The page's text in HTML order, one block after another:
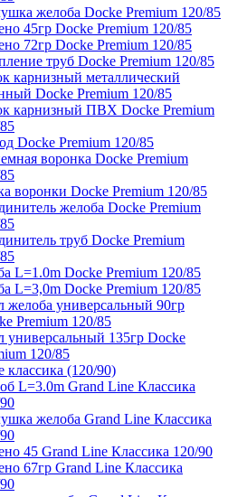
желоба Docke Premium 120/85
45гр Docke Premium 120/85
72гр Docke Premium 120/85
труб Docke Premium 120/85
карнизный металлический
Docke Premium 120/85
карнизный ПВХ Docke Premium
Docke Premium 120/85
воронка Docke Premium
воронки Docke Premium 120/85
желоба Docke Premium
труб Docke Premium
L=1.0m Docke Premium 120/85
L=3,0m Docke Premium 120/85
желоба универсальный 90гр
Premium 120/85
универсальный 135гр Docke
120/85
классика (120/90)
L=3.0m Grand Line Классика
желоба Grand Line Классика
45 Grand Line Классика 120/90
67гр Grand Line Классика